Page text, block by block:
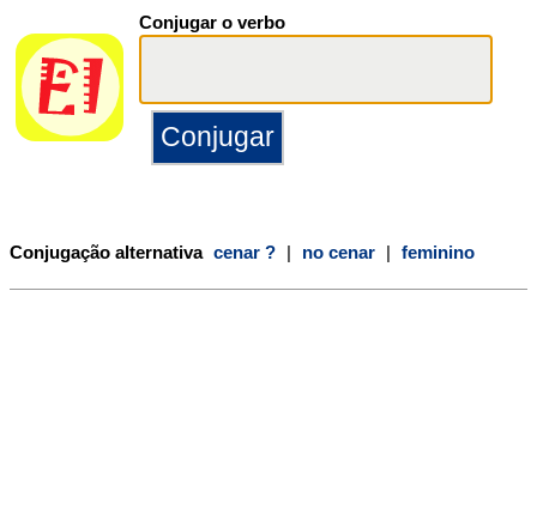
Conjugar o verbo
Conjugação alternativa cenar ? | no cenar | feminino